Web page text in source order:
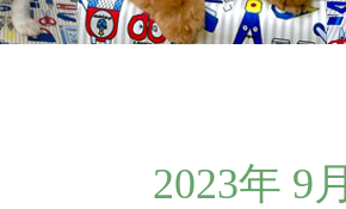
2023年 9月